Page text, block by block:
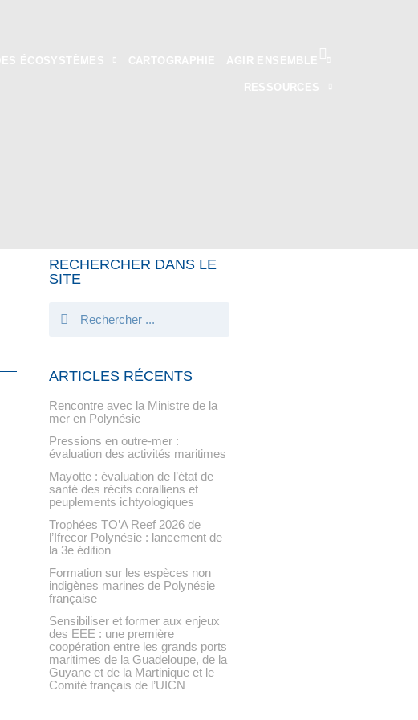
RECHERCHER DANS LE
SITE
ARTICLES RÉCENTS
Rencontre avec la Ministre de la
mer en Polynésie
Pressions en outre-mer :
évaluation des activités maritimes
Mayotte : évaluation de l’état de
santé des récifs coralliens et
peuplements ichtyologiques
Trophées TO’A Reef 2026 de
l’Ifrecor Polynésie : lancement de
la 3e édition
Formation sur les espèces non
indigènes marines de Polynésie
française
Sensibiliser et former aux enjeux
des EEE : une première
coopération entre les grands ports
maritimes de la Guadeloupe, de la
Guyane et de la Martinique et le
Comité français de l’UICN